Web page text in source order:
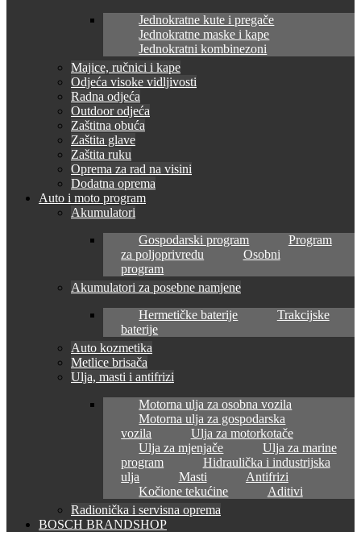
Jednokratne kute i pregače
Jednokratne maske i kape
Jednokratni kombinezoni
Majice, ručnici i kape
Odjeća visoke vidljivosti
Radna odjeća
Outdoor odjeća
Zaštitna obuća
Zaštita glave
Zaštita ruku
Oprema za rad na visini
Dodatna oprema
Auto i moto program
Akumulatori
Gospodarski program
Program
za poljoprivredu
Osobni
program
Akumulatori za posebne namjene
Hermetičke baterije
Trakcijske
baterije
Auto kozmetika
Metlice brisača
Ulja, masti i antifrizi
Motorna ulja za osobna vozila
Motorna ulja za gospodarska
vozila
Ulja za motorkotače
Ulja za mjenjače
Ulja za marine
program
Hidraulička i industrijska
ulja
Masti
Antifrizi
Kočione tekućine
Aditivi
Radionička i servisna oprema
BOSCH BRANDSHOP